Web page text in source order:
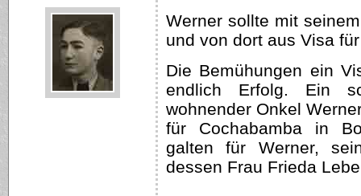
Werner sollte mit
und von dort aus Visa
Die Bemühungen ein
endlich Erfolg. Ein
wohnender Onkel
für Cochabamba in
galten für Werner,
dessen Frau Frieda